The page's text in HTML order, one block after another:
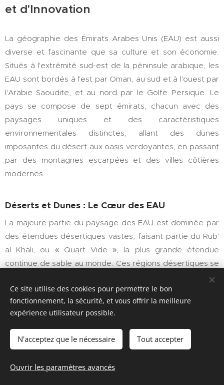
et d'Innovation
La géographie des Émirats Arabes Unis (EAU) est aussi
diverse et fascinante que sa culture et son économie.
Situés à l'extrémité sud-est de la péninsule arabique, les
EAU sont bordés à l'est par Oman, au sud et à l'ouest par
l'Arabie Saoudite, et au nord par le Golfe Persique. Le
pays se compose de sept émirats, chacun avec des
paysages uniques et des caractéristiques
environnementales distinctes, allant des dunes
imposantes du désert aux oasis verdoyantes, en passant
par des montagnes escarpées et des villes côtières
modernes.
Déserts et Dunes : Le Cœur des EAU
La majeure partie du paysage des EAU est dominée par
des étendues désertiques vastes, faisant partie du Rub'
al Khali, ou « Quart Vide », la plus grande étendue
continue de sable au monde. Ces régions désertiques se
caractérisent par des dunes dorées qui peuvent
atteindre des hauteurs impressionnantes, notamment
dans la région de l'oasis de Liwa à Abu Dhabi. Ces dunes
changent continuellement de forme sous l'effet du vent,
créant un paysage en perpétuelle évolution qui revêt
une grande importance historique et culturelle pour les
depuis des siècles.
Ce site utilise des cookies pour permettre le bon
fonctionnement, la sécurité, et vous offrir la meilleure
expérience utilisateur possible.
N'acceptez que le nécessaire Tout accepter
Ouvrir les paramètres avancés